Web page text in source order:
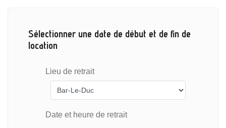
Sélectionner une date de début et de fin de
location
Lieu de retrait
Date et heure de retrait